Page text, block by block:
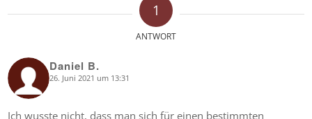
1
ANTWORT
Daniel B.
says: 26. Juni 2021 um 13:31
Ich wusste nicht, dass man sich für einen bestimmten